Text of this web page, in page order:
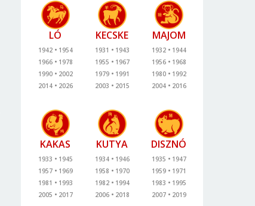
LÓ
1942
1954
1966
1978
1990
2002
2014
2026
KECSKE
1931
1943
1955
1967
1979
1991
2003
2015
MAJOM
1932
1944
1956
1968
1980
1992
2004
2016
KAKAS
1933
1945
1957
1969
1981
1993
2005
2017
KUTYA
1934
1946
1958
1970
1982
1994
2006
2018
DISZNÓ
1935
1947
1959
1971
1983
1995
2007
2019